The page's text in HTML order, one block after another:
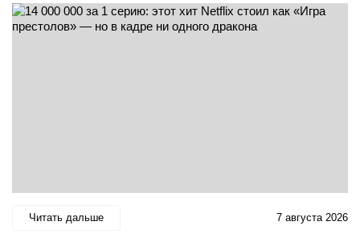
Читать дальше 7 августа 2026